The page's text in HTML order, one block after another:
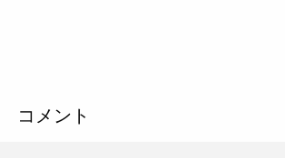
コメント